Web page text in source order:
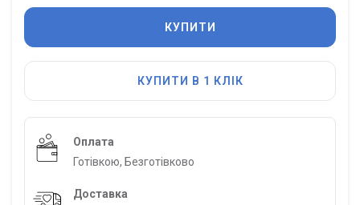
КУПИТИ
КУПИТИ В 1 КЛІК
Оплата
Готівкою, Безготівково
Доставка